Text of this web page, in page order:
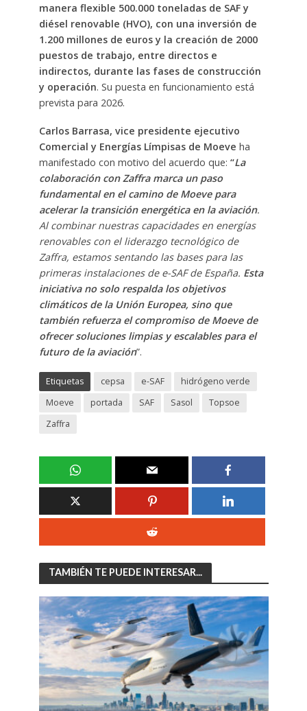
manera flexible 500.000 toneladas de SAF y
diésel renovable (HVO), con una inversión de
1.200 millones de euros y la creación de 2000
puestos de trabajo, entre directos e
indirectos, durante las fases de construcción
y operación. Su puesta en funcionamiento está
prevista para 2026.
Carlos Barrasa, vice presidente ejecutivo
Comercial y Energías Límpisas de Moeve ha
manifestado con motivo del acuerdo que: “La
colaboración con Zaffra marca un paso
fundamental en el camino de Moeve para
acelerar la transición energética en la aviación.
Al combinar nuestras capacidades en energías
renovables con el liderazgo tecnológico de
Zaffra, estamos sentando las bases para las
primeras instalaciones de e-SAF de España. Esta
iniciativa no solo respalda los objetivos
climáticos de la Unión Europea, sino que
también refuerza el compromiso de Moeve de
ofrecer soluciones limpias y escalables para el
futuro de la aviación”.
Etiquetas cepsa e-SAF
hidrógeno verde
Moeve
portada SAF Sasol
Topsoe
Zaffra
TAMBIÉN TE PUEDE INTERESAR...